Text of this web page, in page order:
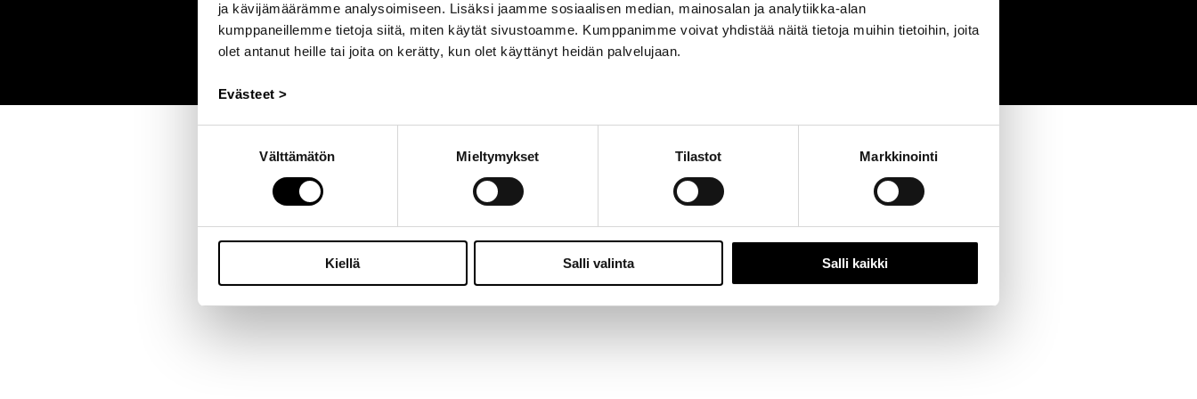
ja kävijämäärämme analysoimiseen. Lisäksi jaamme sosiaalisen median, mainosalan ja analytiikka-alan
kumppaneillemme tietoja siitä, miten käytät sivustoamme. Kumppanimme voivat yhdistää näitä tietoja muihin tietoihin, joita
olet antanut heille tai joita on kerätty, kun olet käyttänyt heidän palvelujaan.
Evästeet >
Välttämätön Mieltymykset Tilastot Markkinointi
Kiellä Salli valinta Salli kaikki
Jalasjärvi: Hallitie 1, 61600 Jalasjärvi | Avoinna: Ma-Pe 8:00 – 16:00 |06 457 5060
© 2024 - Seitoy Oy | Desing by
KOKO-Markkinointi